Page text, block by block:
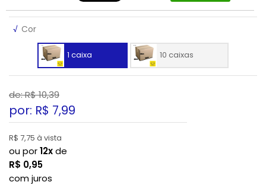
√ Cor
1 caixa 10 caixas
de: R$10,39
por: R$ 7,99
R$ 7,75 à vista
ou por12xde
R$ 0,95
com juros